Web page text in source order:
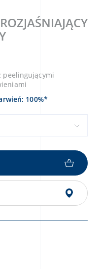
peelingującymi
100%*